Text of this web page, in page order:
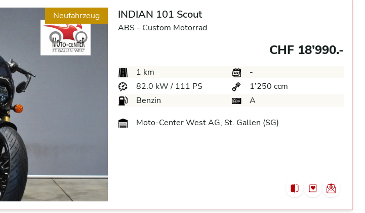
Neufahrzeug INDIAN 101 Scout
ABS - Custom Motorrad
CHF 18’990.-
1 km
-
82.0 kW / 111 PS
1’250 ccm
Benzin
A
Moto-Center West AG, St. Gallen (SG)